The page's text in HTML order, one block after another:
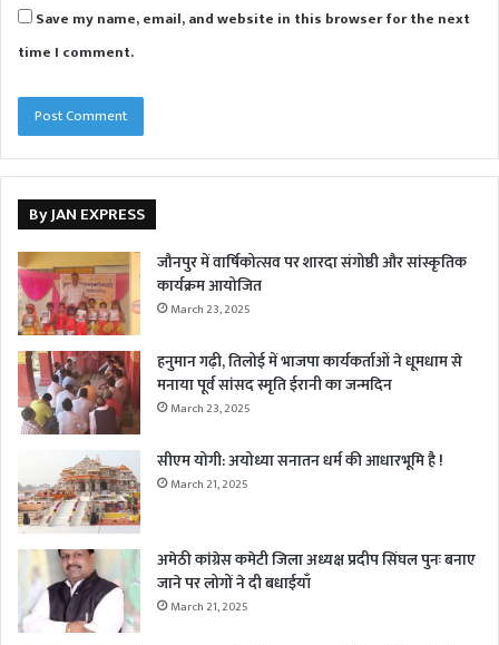
Save my name, email, and website in this browser for the next
time I comment.
By JAN EXPRESS
जौनपुर में वार्षिकोत्सव पर शारदा संगोष्ठी और सांस्कृतिक
कार्यक्रम आयोजित
March 23, 2025
हनुमान गढ़ी, तिलोई में भाजपा कार्यकर्ताओं ने धूमधाम से
मनाया पूर्व सांसद स्मृति ईरानी का जन्मदिन
March 23, 2025
सीएम योगी: अयोध्या सनातन धर्म की आधारभूमि है !
March 21, 2025
अमेठी कांग्रेस कमेटी जिला अध्यक्ष प्रदीप सिंघल पुनः बनाए
जाने पर लोगों ने दी बधाईयाँ
March 21, 2025